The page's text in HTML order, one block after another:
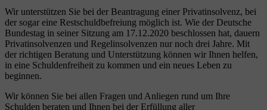
Wir unterstützen Sie bei der Beantragung einer Privatinsolvenz, bei
der sogar eine Restschuldbefreiung möglich ist. Wie der Deutsche
Bundestag in seiner Sitzung am 17.12.2020 beschlossen hat, dauern
Privatinsolvenzen und Regelinsolvenzen nur noch drei Jahre. Mit
der richtigen Beratung und Unterstützung können wir Ihnen helfen,
in eine Schuldenfreiheit zu kommen und ein neues Leben zu
beginnen.
Wir können Sie bei allen Fragen und Anliegen rund um Ihre
Schulden beraten und Ihnen bei der Erfüllung aller